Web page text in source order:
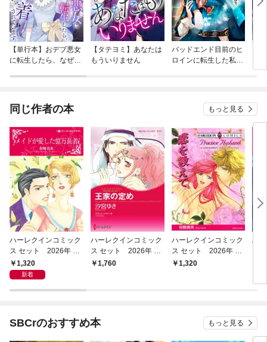
【単行本】おデブ悪女
に転生したら、なぜか
【タテヨミ】あなたは
もういりません
バッドエンド目前のヒ
ロインに転生した私、
同じ作者の本 もっと見る
ハーレクインコミック
ス セット 2026年 vo
l.1023
1,320
新着
ハーレクインコミック
ス セット 2026年 vo
l.926
1,760
ハーレクインコミック
ス セット 2026年 vo
l.845
1,320
ハ
SBCrのおすすめ本 もっと見る